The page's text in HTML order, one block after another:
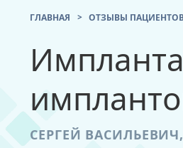
ГЛАВНАЯ ОТЗЫВЫ
СЕРГЕЙ ВАСИЛЬЕВИЧ,